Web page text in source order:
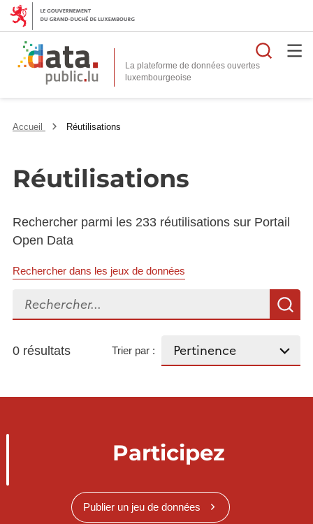
La plateforme de données ouvertes
Accueil Réutilisations
Réutilisations
Rechercher parmi les 233 réutilisations sur Portail
Open Data
Rechercher dans les jeux de données
Rechercher...
0 résultats Trier par :
Participez
Publier un jeu de données